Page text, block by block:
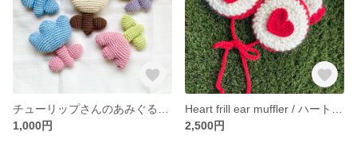
1,000円
2,500円